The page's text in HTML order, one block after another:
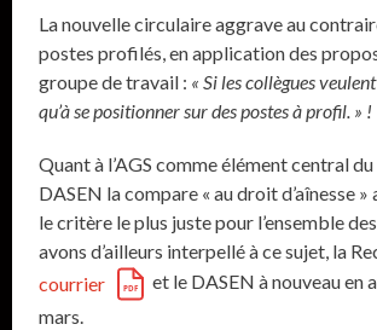
La nouvelle circulaire aggrave au
postes profilés, en application des
groupe de travail : « Si les collègues
qu’à se positionner sur des postes à profil. » !
Quant à l’AGS comme élément central
DASEN la compare « au droit d’aînesse »
le critère le plus juste pour l’ensemble
avons d’ailleurs interpellé à ce sujet, la
courrier
et le DASEN à nouveau en
mars.